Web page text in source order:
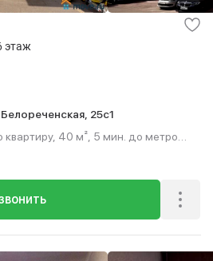
этаж
25с1
40 м², 5 мин. до метро